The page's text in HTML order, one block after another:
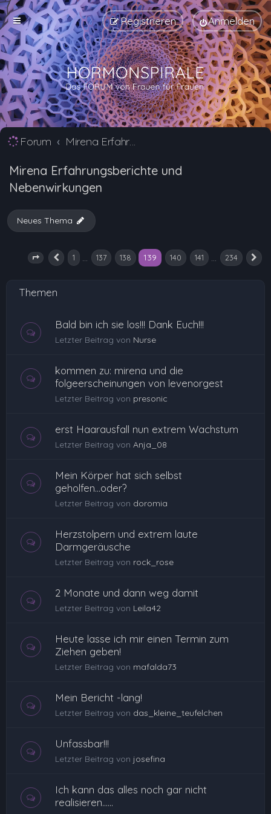
Anmelden
Registrieren
Forum Mirena Erfahrungsberichte und Nebenwirkungen
Mirena Erfahrungsberichte und
Nebenwirkungen
Neues Thema
Seite 139 von 234
Vorherige
1 137 138 139 140 141 234
Themen
Bald bin ich sie los!!! Dank Euch!!!
Letzter Beitrag von Nurse
kommen zu: mirena und die
folgeerscheinungen von levenorgest
Letzter Beitrag von presonic
erst Haarausfall nun extrem Wachstum
Letzter Beitrag von Anja_08
Mein Körper hat sich selbst
geholfen...oder?
Letzter Beitrag von doromia
Herzstolpern und extrem laute
Darmgeräusche
Letzter Beitrag von rock_rose
2 Monate und dann weg damit
Letzter Beitrag von Leila42
Heute lasse ich mir einen Termin zum
Ziehen geben!
Letzter Beitrag von mafalda73
Mein Bericht -lang!
Letzter Beitrag von das_kleine_teufelchen
Unfassbar!!!
Letzter Beitrag von josefina
Ich kann das alles noch gar nicht
realisieren......